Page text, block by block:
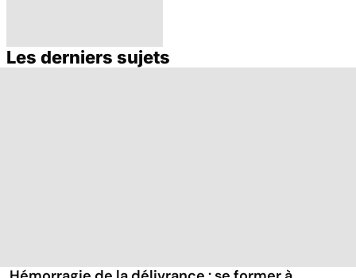
Rupture
Les derniers sujets